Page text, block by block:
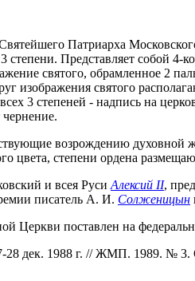
Патриарха
Представляет собой
святого, обрамленное 2
изображения святого
3 степеней - надпись на
возрождению духовной
цвета, степени ордена
и всея Руси Алексий II,
писатель А. И. Солженицын
Церкви поставлен на
28 дек. 1988 г. // ЖМП. 1989. №